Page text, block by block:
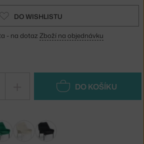
DO WISHLISTU
- na dotaz Zboží na objednávku
DO KOŠÍKU